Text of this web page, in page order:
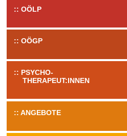
OÖLP
OÖGP
PSYCHO-
THERAPEUT:INNEN
ANGEBOTE